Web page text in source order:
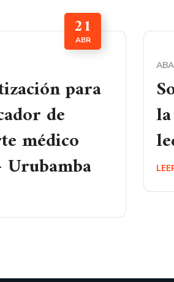
21
ABR
para
de
médico
Urubamba